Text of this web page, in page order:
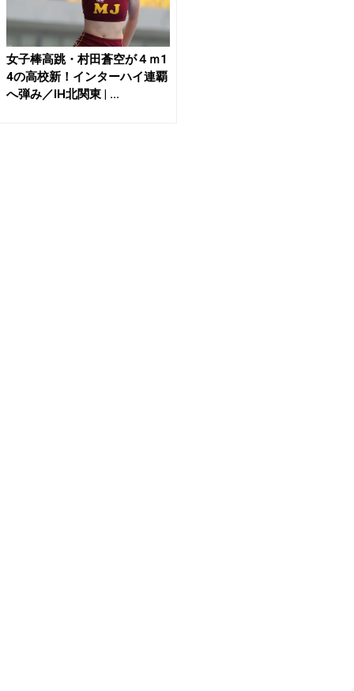
女子棒高跳・村田蒼空が４ｍ1
4の高校新！インターハイ連覇
へ弾み／IH北関東 | ...